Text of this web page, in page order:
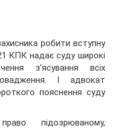
робити вступну
КПК надає суду широкі
з’ясування всіх
І адвокат
пояснення суду
підозрюваному,